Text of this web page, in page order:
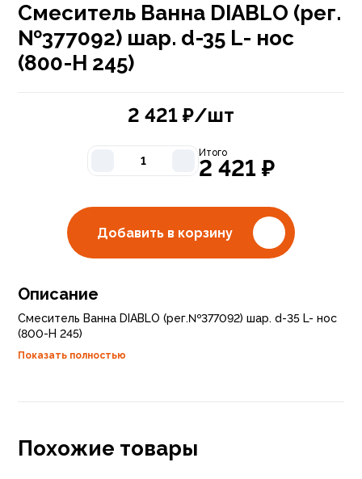
Смеситель Ванна DIABLO (рег.
№377092) шар. d-35 L- нос
(800-Н 245)
2 421 ₽/шт
Итого
2 421 ₽
Добавить в корзину
Описание
Смеситель Ванна DIABLO (рег.№377092) шар. d-35 L- нос
(800-Н 245)
Показать полностью
Похожие товары